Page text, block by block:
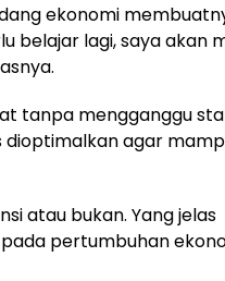
ekonomi
belajar lagi, saya akan
tanpa mengganggu
dioptimalkan agar
atau bukan. Yang jelas
pertumbuhan